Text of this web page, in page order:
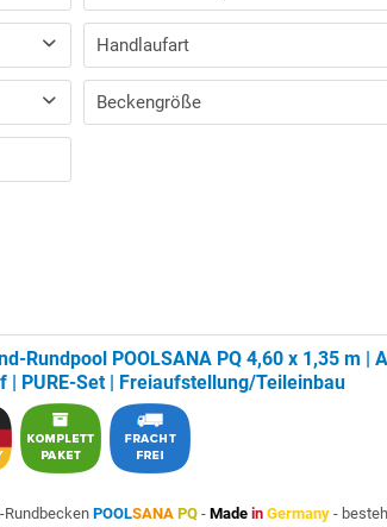
Freiaufstellung/Teileinbau
Teil-/Kompletteinbau
Handlaufart
Aluminium-Kombihandlauf
Kunststoff-Kombihandlauf
Beckengröße
Rundpool POOLSANA PQ 4,60 x 1,35 m |
| PURE-Set | Freiaufstellung/Teileinbau
RundbeckenPOOLSANA PQ -Made in Germany -